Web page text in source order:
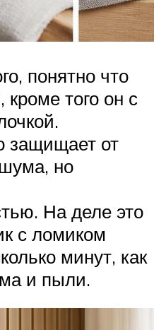
понятно что
кроме того он с
защищает от
но
На деле это
с ломиком
минут, как
и пыли.